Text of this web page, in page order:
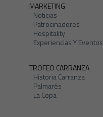
MARKETING
Noticias
Patrocinadores
Hospitality
Experiencias Y Eventos
TROFEO CARRANZA
Historia Carranza
Palmarés
La Copa